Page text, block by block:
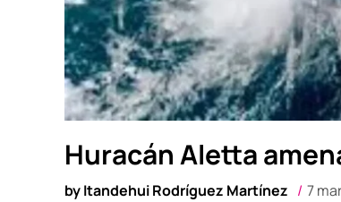
Huracán Aletta
byItandehui Rodríguez Martínez 7